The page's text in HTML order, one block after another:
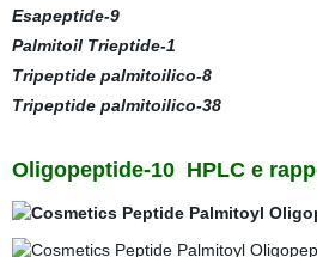
Esapeptide-9
Palmitoil Trieptide-1
Tripeptide palmitoilico-8
Tripeptide palmitoilico-38
Oligopeptide-10 HPLC e